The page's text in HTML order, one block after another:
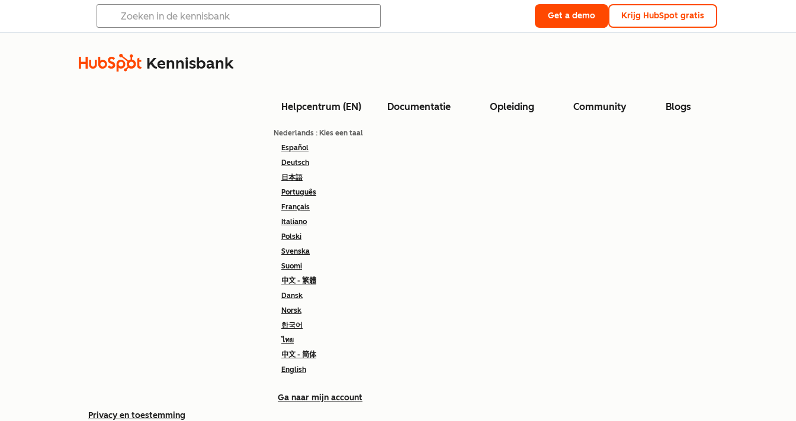
Get a demo Krijg HubSpot gratis
Kennisbank
Helpcentrum (EN) Documentatie Opleiding Community Blogs
Nederlands : Kies een taal
Español
Deutsch
日本語
Português
Français
Italiano
Polski
Svenska
Suomi
中文 - 繁體
Dansk
Norsk
한국어
ไทย
中文 - 简体
English
Ga naar mijn account
Privacy en toestemming